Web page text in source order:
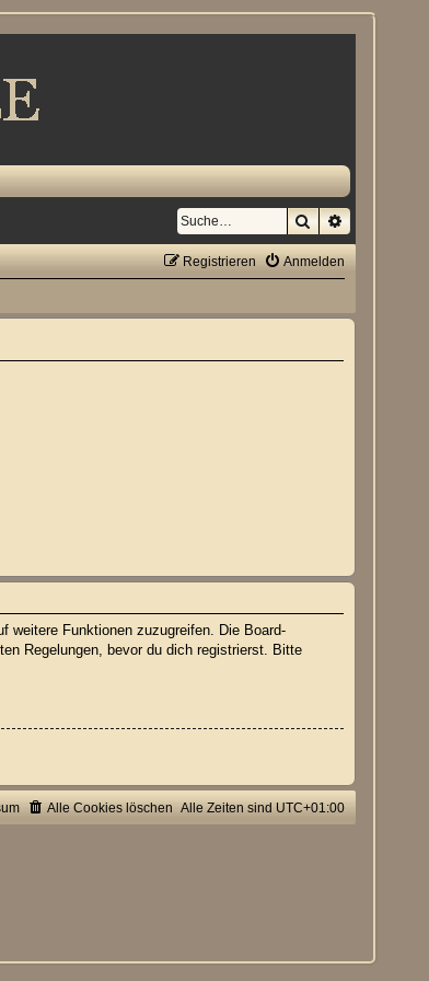
SucheErweiterte
Anmelden
Registrieren
weitere Funktionen zuzugreifen. Die Board-
Regelungen, bevor du dich registrierst. Bitte
Alle Zeiten sind UTC+01:00
Alle Cookies löschen